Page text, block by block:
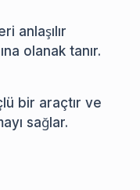
anlaşılır
olanak tanır.
bir araçtır ve
sağlar.